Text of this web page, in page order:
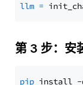
llm =
第 3 步：
pip